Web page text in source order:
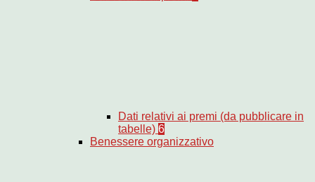
Dati relativi ai premi (da pubblicare in
tabelle) 6
Benessere organizzativo